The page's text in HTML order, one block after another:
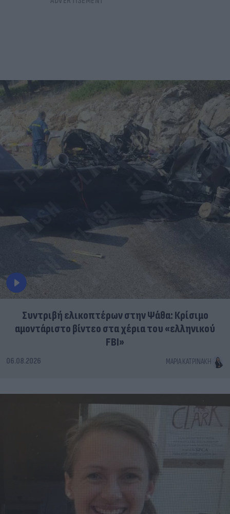
Συντριβή ελικοπτέρων στην Ψάθα: Κρίσιμο
αμοντάριστο βίντεο στα χέρια του «ελληνικού
FBI»
06.08.2026 ΜΑΡΊΑ ΚΑΤΡΙΝΆΚΗ